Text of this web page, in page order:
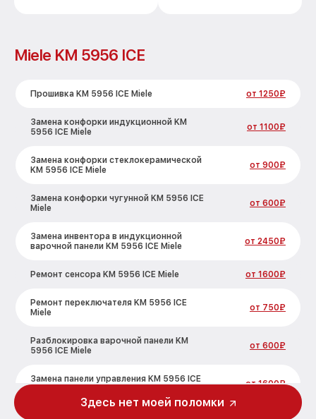
Miele KM 5956 ICE
Прошивка KM 5956 ICE Miele от 1250₽
Замена конфорки индукционной KM
5956 ICE Miele
от 1100₽
Замена конфорки стеклокерамической
KM 5956 ICE Miele
от 900₽
Замена конфорки чугунной KM 5956 ICE
Miele
от 600₽
Замена инвентора в индукционной
варочной панели KM 5956 ICE Miele
от 2450₽
Ремонт сенсора KM 5956 ICE Miele от 1600₽
Ремонт переключателя KM 5956 ICE
Miele
от 750₽
Разблокировка варочной панели KM
5956 ICE Miele
от 600₽
Замена панели управления KM 5956 ICE
от 1600₽
Здесь нет моей поломки